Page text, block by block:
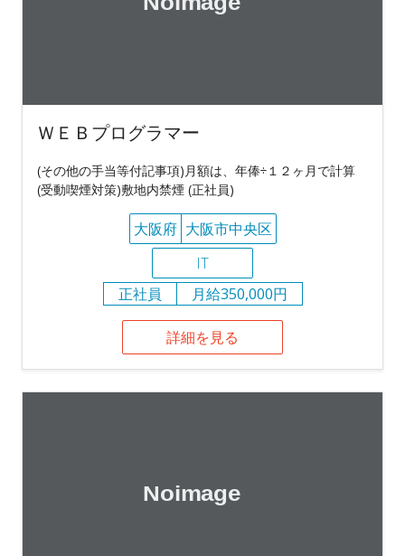
ＷＥＢプログラマー
(その他の手当等付記事項)月額は、年俸÷１２ヶ月で計算
(受動喫煙対策)敷地内禁煙 (正社員)
大阪府 大阪市中央区
IT
正社員
月給350,000円
詳細を見る